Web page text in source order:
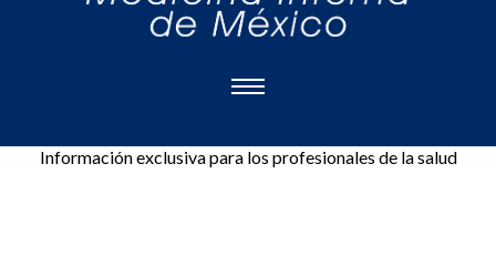
Información exclusiva para los profesionales de la salud